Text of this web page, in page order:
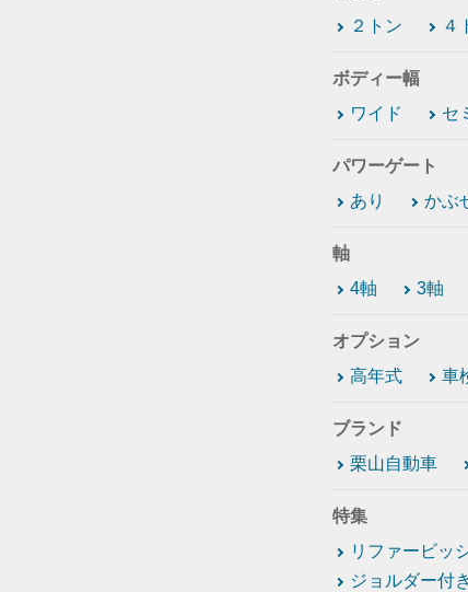
２トン
４
ボディー幅
ワイド
セ
パワーゲート
あり
かぶ
軸
4軸
3軸
オプション
高年式
車
ブランド
栗山自動車
特集
リファービッ
ジョルダー付